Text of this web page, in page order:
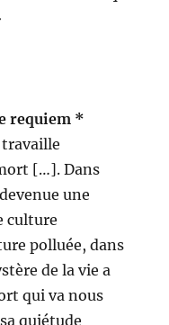
requiem *
[…]. Dans
une
culture
polluée, dans
de la vie a
qui va nous
quiétude